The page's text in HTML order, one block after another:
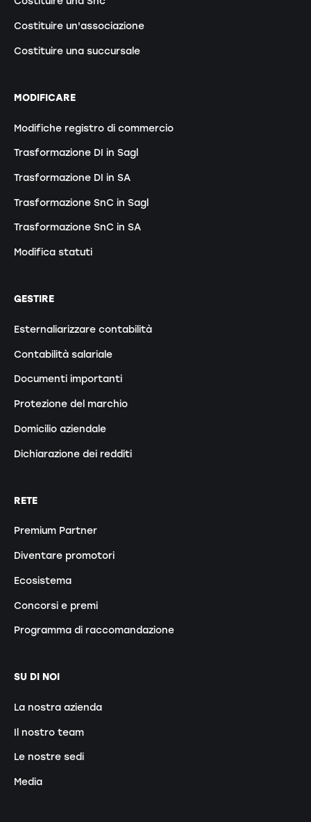
Costituire un'associazione
Costituire una succursale
MODIFICARE
Modifiche registro di commercio
Trasformazione DI in Sagl
Trasformazione DI in SA
Trasformazione SnC in Sagl
Trasformazione SnC in SA
Modifica statuti
GESTIRE
Esternaliarizzare contabilità
Contabilità salariale
Documenti importanti
Protezione del marchio
Domicilio aziendale
Dichiarazione dei redditi
RETE
Premium Partner
Diventare promotori
Ecosistema
Concorsi e premi
Programma di raccomandazione
SU DI NOI
La nostra azienda
Il nostro team
Le nostre sedi
Media